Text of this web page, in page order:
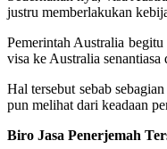
justru memberlakukan
Pemerintah Australia
visa ke Australia
Hal tersebut sebab
pun melihat dari keadaan
Biro Jasa Penerjemah